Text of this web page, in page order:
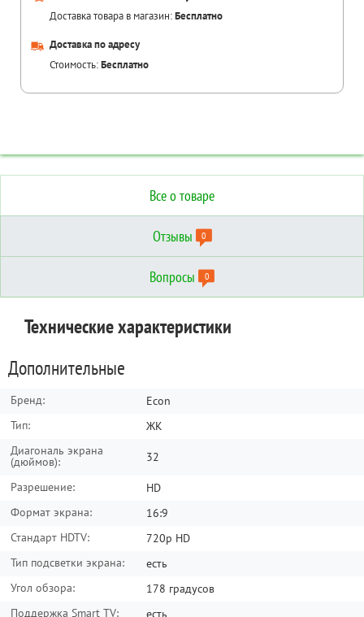
Доставка товара в магазин:Бесплатно
Доставка по адресу
Стоимость:Бесплатно
Все о товаре
Отзывы 0
Вопросы 0
Технические характеристики
Дополнительные
Бренд:
Econ
Тип:
ЖК
Диагональ экрана
(дюймов): 32
Разрешение:
HD
Формат экрана:
16:9
Стандарт HDTV:
720p HD
Тип подсветки экрана:
есть
Угол обзора:
178 градусов
Поддержка Smart TV:
есть
Отзывы о товаре
Написать отзыв
Вопросы о товаре
Задать вопрос